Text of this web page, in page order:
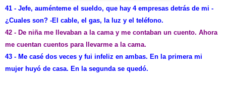
41 - Jefe, auménteme el sueldo, que hay 4 empresas detrás de mi -
¿Cuales son? -El cable, el gas, la luz y el teléfono.
42 - De niña me llevaban a la cama y me contaban un cuento. Ahora
me cuentan cuentos para llevarme a la cama.
43 - Me casé dos veces y fui infeliz en ambas. En la primera mi
mujer huyó de casa. En la segunda se quedó.